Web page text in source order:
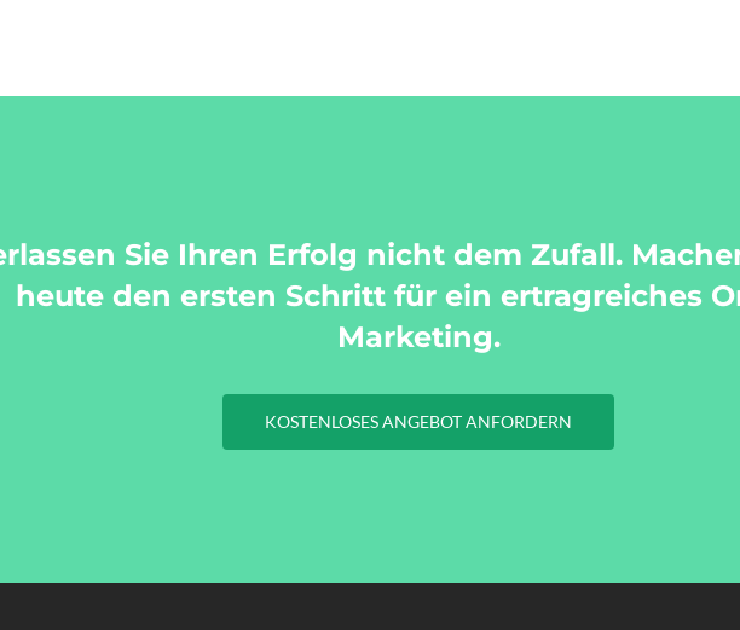
Sie Ihren Erfolg nicht dem Zufall.
heute den ersten Schritt für ein ertragreiches
Marketing.
KOSTENLOSES ANGEBOT ANFORDERN